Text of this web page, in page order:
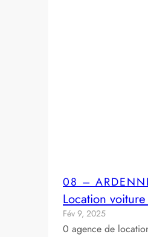
08 –
Location
Fév 9, 2025
0 agence de